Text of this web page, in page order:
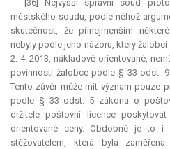
[36] Nejvyšší správní soud
městského soudu, podle něhož
skutečnost, že přinejmenším
nebyly podle jeho názoru, který
2. 4. 2013, nákladově orientované,
povinnosti žalobce podle § 33 odst.
Tento závěr může mít význam pouze
podle § 33 odst. 5 zákona o
držitele poštovní licence
orientované ceny. Obdobné je to
stěžovatelem, která byla